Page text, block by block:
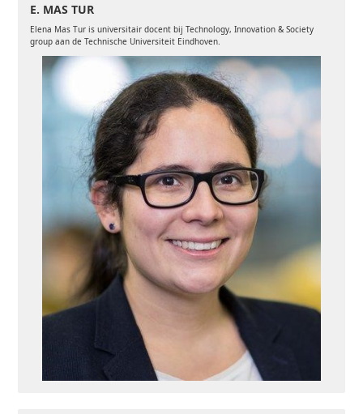
E. MAS TUR
Elena Mas Tur is universitair docent bij Technology, Innovation & Society
group aan de Technische Universiteit Eindhoven.